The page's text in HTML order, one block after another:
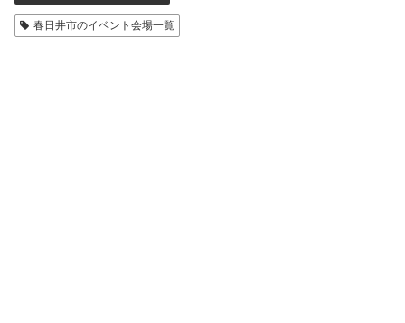
春日井市のイベント会場一覧